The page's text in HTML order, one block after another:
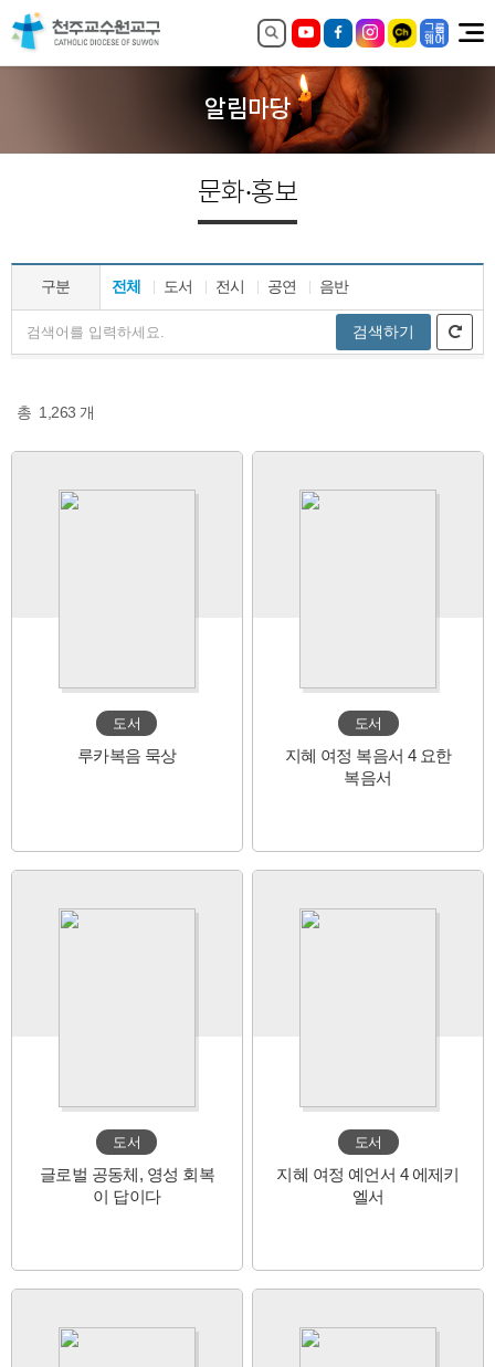
알림마당
문화·홍보
구분 전체 도서 전시 공연 음반
검색하기
총 1,263 개
도서
루카복음 묵상
도서
지혜 여정 복음서 4 요한
복음서
도서
글로벌 공동체, 영성 회복
이 답이다
도서
지혜 여정 예언서 4 에제키
엘서